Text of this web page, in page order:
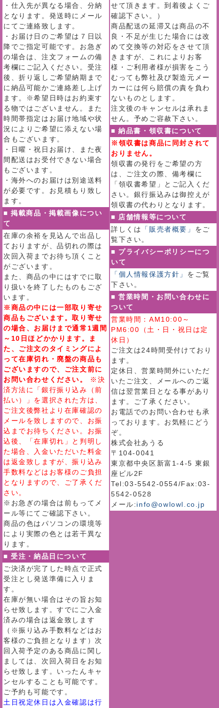
・仕入先が異なる場合、分納
となります。発送時にメール
にてご連絡致します。
・お届け日のご希望は７日以
降でご指定可能です。お急ぎ
の場合は、注文フォームの備
考欄にご記入ください。受注
後、折り返しご希望納期まで
に納品可能かご連絡差し上げ
ます。※希望日時はお約束す
る物ではございません。また
時間帯指定はお届け地域や状
況によりご希望に添えない場
合もございます。
・日曜・祝日お届け、また夜
間配送はお受付できない場合
もございます。
・海外へのお届けは別途送料
が必要です。お見積もり致し
ます。
■ 掲載商品・掲載画像につい
て
在庫の余裕を見込んで出品し
ておりますが、品切れの際は
次回入荷までお待ち頂くこと
がございます。
また、商品の中にはすでに取
り扱いを終了したものもござ
います。
※商品の中には一部取り寄せ
商品もございます。取り寄せ
の場合、お届けまで通常1週間
～10日ほどかかります。ま
た、ご注文のタイミングによ
って在庫切れ・廃盤の商品も
ございますので、ご注文前に
お問い合わせください。
※決
済方法に「銀行振り込み（前
払い）」を選択された方は、
ご注文後弊社より在庫確認の
メールを致しますので、お振
込までお待ちください。お振
込後、「在庫切れ」と判明し
た場合、入金いただいた料金
は返金致しますが、振り込み
手数料などはお客様のご負担
となりますので、ご了承くだ
さい。
※お急ぎの場合は前もってメ
ール等にてご確認下さい。
商品の色はパソコンの環境等
により実際の色とは若干異な
ります。
■ 受注・納品日について
ご決済が完了した時点で正式
受注とし発送準備に入りま
す。
在庫が無い場合はその旨お知
らせ致します。すでにご入金
済みの場合は返金致します
（※振り込み手数料などはお
客様のご負担となります）次
回入荷予定のある商品に関し
ましては、次回入荷日をお知
らせ致します。いったんキャ
ンセルすることも可能です。
ご予約も可能です。
土日祝定休日は入金確認は行
せて頂きます。到着後よくご
確認下さい。）
商品配送の延滞又は商品の不
良・不足が生じた場合には改
めて交換等の対応をさせて頂
きますが、これによりお客
様・ご利用者様が損害をこう
むっても弊社及び製造元メー
カーには何ら賠償の責を負わ
ないものとします。
注文後のキャンセルは承れま
せん。予めご容赦下さい。
■ 納品書・領収書について
※領収書は商品に同封されて
おりません。
領収書の発行をご希望の方
は、ご注文の際、備考欄に
「領収書希望」とご記入くだ
さい。銀行振込みは御控えが
領収書の代わりとなります。
■ 店舗情報等について
詳しくは
「販売者概要」 をご
覧下さい。
■ プライバシーポリシーにつ
いて
「個人情報保護方針」 をご覧
下さい。
■ 営業時間・お問い合わせに
ついて
営業時間：AM10:00～
PM6:00（土・日・祝日は定
休日）
ご注文は24時間受付けており
ます。
定休日、営業時間外にいただ
いたご注文、メールへのご返
信は翌営業日となる事があり
ます。ご了承ください。
お電話でのお問い合わせも承
っております。お気軽にどう
ぞ。
株式会社あうる
〒104-0041
東京都中央区新富1-4-5 東銀
座ビル2F
Tel:03-5542-0554/Fax:03-
5542-0528
メール:info@owlowl.co.jp